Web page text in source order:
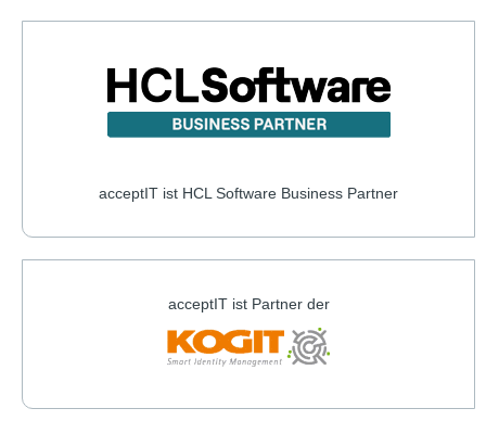
acceptIT ist HCL Software Business Partner
acceptIT ist Partner der